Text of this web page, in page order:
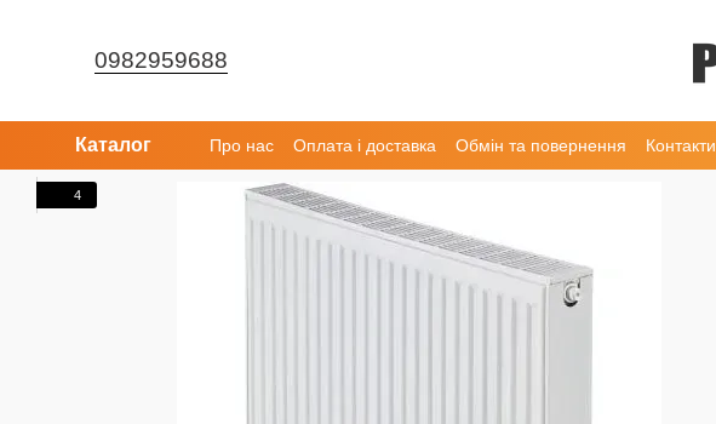
0982959688
Каталог Про нас Оплата і доставка Обмін та повернення Контакти
4